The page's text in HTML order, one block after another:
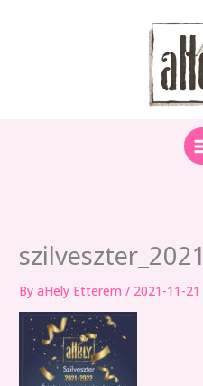
szilveszter_2021
ByaHely Etterem/ 2021-11-21